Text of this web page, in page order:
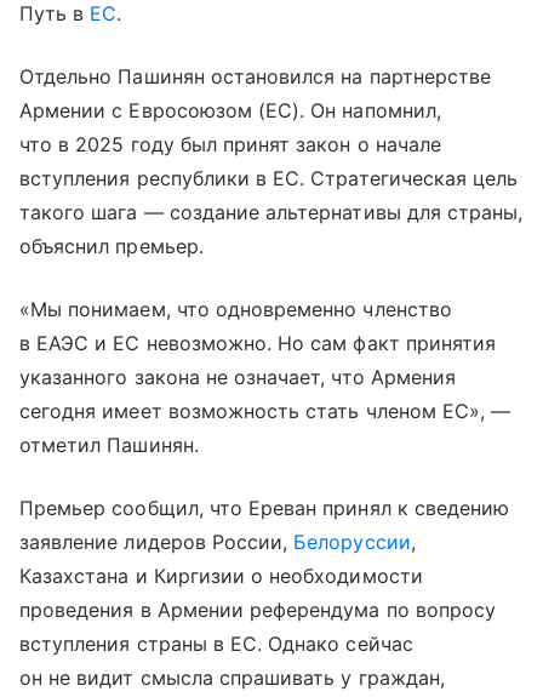
Путь в ЕС.
Отдельно Пашинян остановился на партнерстве
Армении с Евросоюзом (ЕС). Он напомнил,
что в 2025 году был принят закон о начале
вступления республики в ЕС. Стратегическая цель
такого шага — создание альтернативы для страны,
объяснил премьер.
«Мы понимаем, что одновременно членство
в ЕАЭС и ЕС невозможно. Но сам факт принятия
указанного закона не означает, что Армения
сегодня имеет возможность стать членом ЕС», —
отметил Пашинян.
Премьер сообщил, что Ереван принял к сведению
заявление лидеров России, Белоруссии,
Казахстана и Киргизии о необходимости
проведения в Армении референдума по вопросу
вступления страны в ЕС. Однако сейчас
он не видит смысла спрашивать у граждан,